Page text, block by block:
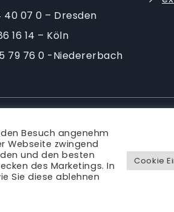
40 07 0 – Dresden
16 14 – Köln
79 76 0 -Niedererbach
Blog| Karriere Impressum
Besuch angenehm
Webseite zwingend
und den besten
des Marketings. In
Sie diese ablehnen
Cookie